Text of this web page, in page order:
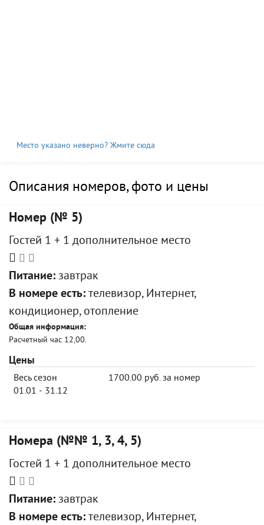
Место указано неверно? Жмите сюда
Описания номеров, фото и цены
Номер (№ 5)
Гостей 1 + 1 дополнительное место
Питание: завтрак
В номере есть: телевизор, Интернет,
кондиционер, отопление
Общая информация:
Расчетный час 12,00.
Цены
Весь сезон
01.01 - 31.12
1700.00 руб. за номер
Номера (№№ 1, 3, 4, 5)
Гостей 1 + 1 дополнительное место
Питание: завтрак
В номере есть: телевизор, Интернет,